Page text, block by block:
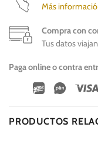
Más
Compra con
Tus datos
Paga online o contra
Wirecard
Vipps
PRODUCTOS